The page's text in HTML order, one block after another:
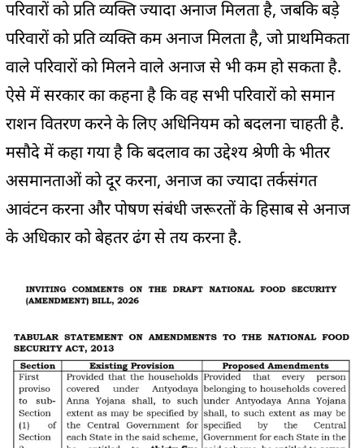
परिवारों को प्रति व्यक्ति ज्यादा अनाज मिलता है, जबकि बड़े
परिवारों को प्रति व्यक्ति कम अनाज मिलता है, जो प्राथमिकता
वाले परिवारों को मिलने वाले अनाज से भी कम हो सकता है.
ऐसे में सरकार का कहना है कि वह सभी परिवारों को समान
राशन वितरण करने के लिए अधिनियम को बदलना चाहती है.
मसौदे में कहा गया है कि बदलाव का उद्देश्य श्रेणी के भीतर
असमानताओं को दूर करना, अनाज का ज्यादा तर्कसंगत
आवंटन करना और पोषण संबंधी जरूरतों के हिसाब से अनाज
के अधिकार को बेहतर ढंग से तय करना है.